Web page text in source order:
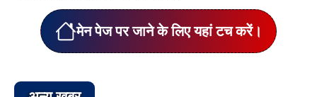
मेन पेज पर जाने के लिए यहां टच करें।